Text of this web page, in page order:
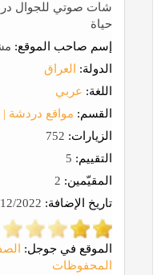
شات صوتي للجوال
حياة
إسم صاحب الموقع:
الدولة:
العراق
اللغة: عربي
القسم: مواقع دردشة
الزيارات:
التقييم:
المقيّمين:
تاريخ الإضافة:
الموقع في جوجل:
المحفوظات